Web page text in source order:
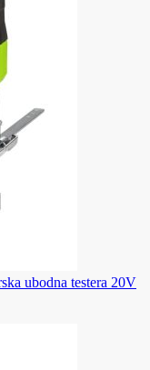
ubodna testera 20V